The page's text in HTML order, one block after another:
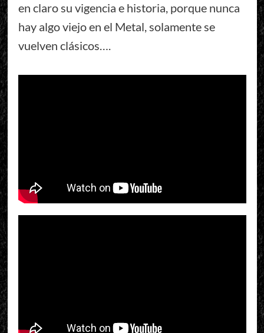
en claro su vigencia e historia, porque nunca
hay algo viejo en el Metal, solamente se
vuelven clásicos….